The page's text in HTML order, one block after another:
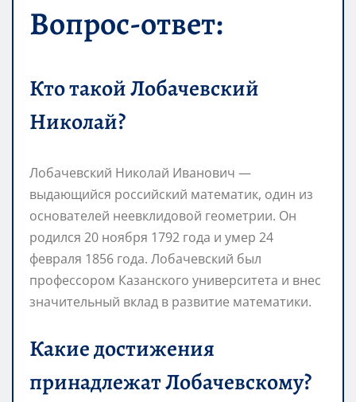
Вопрос-ответ:
Кто такой Лобачевский
Николай?
Лобачевский Николай Иванович —
выдающийся российский математик, один из
основателей неевклидовой геометрии. Он
родился 20 ноября 1792 года и умер 24
февраля 1856 года. Лобачевский был
профессором Казанского университета и внес
значительный вклад в развитие математики.
Какие достижения
принадлежат Лобачевскому?